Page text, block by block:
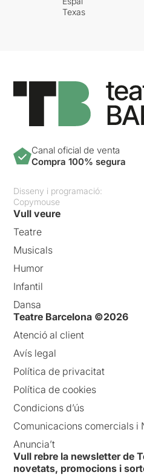
Texas
Canal oficial de venta
Compra 100% segura
Disseny i programació:
Copymouse
Vull veure
Teatre
Musicals
Humor
Infantil
Dansa
Teatre Barcelona ©2026
Atenció al client
Avís legal
Política de privacitat
Política de cookies
Condicions d’ús
Comunicacions comercials i
Anuncia’t
Vull rebre la newsletter de
novetats, promocions i